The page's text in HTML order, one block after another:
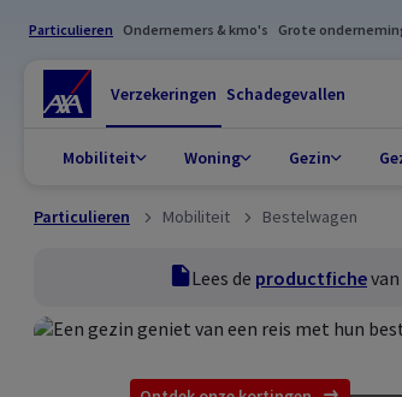
Particulieren Ondernemers & kmo's Grote
Verzekeringen Schadegevallen
Mobiliteit Woning Gezin
Particulieren Mobiliteit Bestelwagen
productfiche
Lees de productfiche